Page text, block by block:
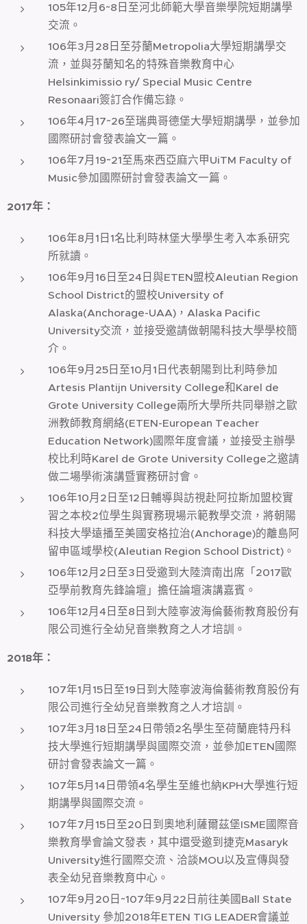
105年12月6~8日至河北師範大學音樂學院短期講學
交流。
106年3月28日至芬蘭Metropolia大學短期講學交
流，並與芬蘭知名的特殊音樂教育中心
Helsinkimissio ry/ Special Music Centre
Resonaari簽訂合作備忘錄。
106年4月17~26至瑞典哥德堡大學短期講學，並參加
國際研討會發表論文一篇。
106年7月19~21至馬來西亞麻六甲UiTM Faculty of
Music參加國際研討會發表論文一篇。
2017年 ：
106年8月1日1名比利時林堡大學學生考入本系研究
所就讀。
106年9月16日至24日與ETEN盟校Aleutian Region
School District的盟校University of
Alaska(Anchorage-UAA)，Alaska Pacific
University交流，並接受邀請做朝陽科技大學學校簡
介。
106年9月25日至10月1日代表朝陽到比利時參加
Artesis Plantijn University College和Karel de
Grote University College兩所大學所共同舉辦之歐
洲教師教育網絡(ETEN-European Teacher
Education Network)國際年度會議，並接受主辦學
校比利時Karel de Grote University College之邀請
做二場學術演講暨實務研討會。
106年10月2日至12日輔導與訪視赴阿拉斯加盟校實
習之本校2位學生與實務現場示範教學交流，將朝陽
科技大學遠播至美國安格拉治(Anchorage)的離島阿
留申區域學校(Aleutian Region School District)。
106年12月2日至3日受邀到大陸濟南出席「2017歐
亞學前教育先鋒論壇」擔任論壇演講嘉賓。
106年12月4日至8日到大陸寧波海倫藝術教育股份有
限公司進行全幼兒音樂教育之人才培訓。
2018年 ：
107年1月15日至19日到大陸寧波海倫藝術教育股份有
限公司進行全幼兒音樂教育之人才培訓。
107年3月18日至24日帶領2名學生至荷蘭鹿特丹科
技大學進行短期講學與國際交流，並參加ETEN國際
研討會發表論文一篇。
107年5月14日帶領4名學生至維也納KPH大學進行短
期講學與國際交流。
107年7月15日至20日到奧地利薩爾茲堡ISME國際音
樂教育學會論文發表，其中還受邀到捷克Masaryk
University進行國際交流、洽談MOU以及宣傳與發
表全幼兒音樂教育中心。
107年9月20日~107年9月22日前往美國Ball State
University 參加2018年ETEN TIG LEADER會議並